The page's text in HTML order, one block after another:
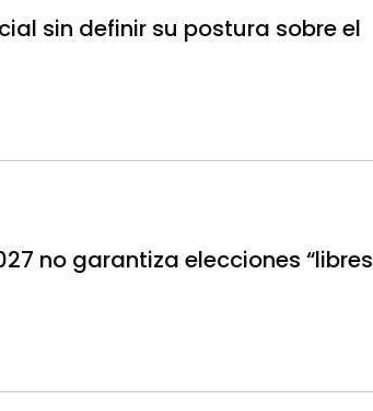
sin definir su postura sobre el
no garantiza elecciones “libres